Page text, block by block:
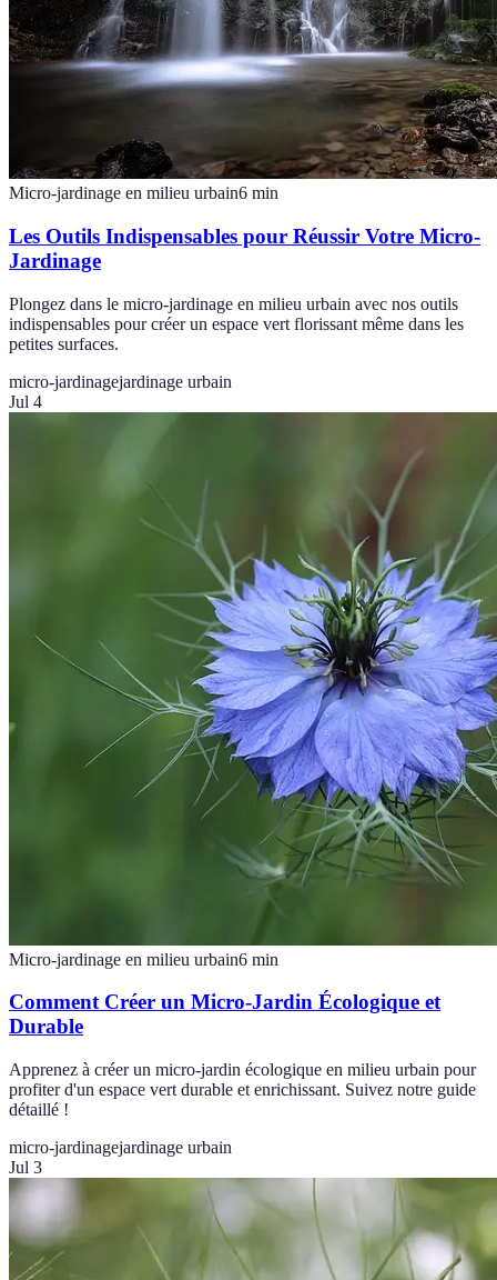
Micro-jardinage en milieu urbain6 min
Les Outils Indispensables pour Réussir Votre Micro-
Jardinage
Plongez dans le micro-jardinage en milieu urbain avec nos outils
indispensables pour créer un espace vert florissant même dans les
petites surfaces.
micro-jardinagejardinage urbain
Jul 4
Micro-jardinage en milieu urbain6 min
Comment Créer un Micro-Jardin Écologique et
Durable
Apprenez à créer un micro-jardin écologique en milieu urbain pour
profiter d'un espace vert durable et enrichissant. Suivez notre guide
détaillé !
micro-jardinagejardinage urbain
Jul 3